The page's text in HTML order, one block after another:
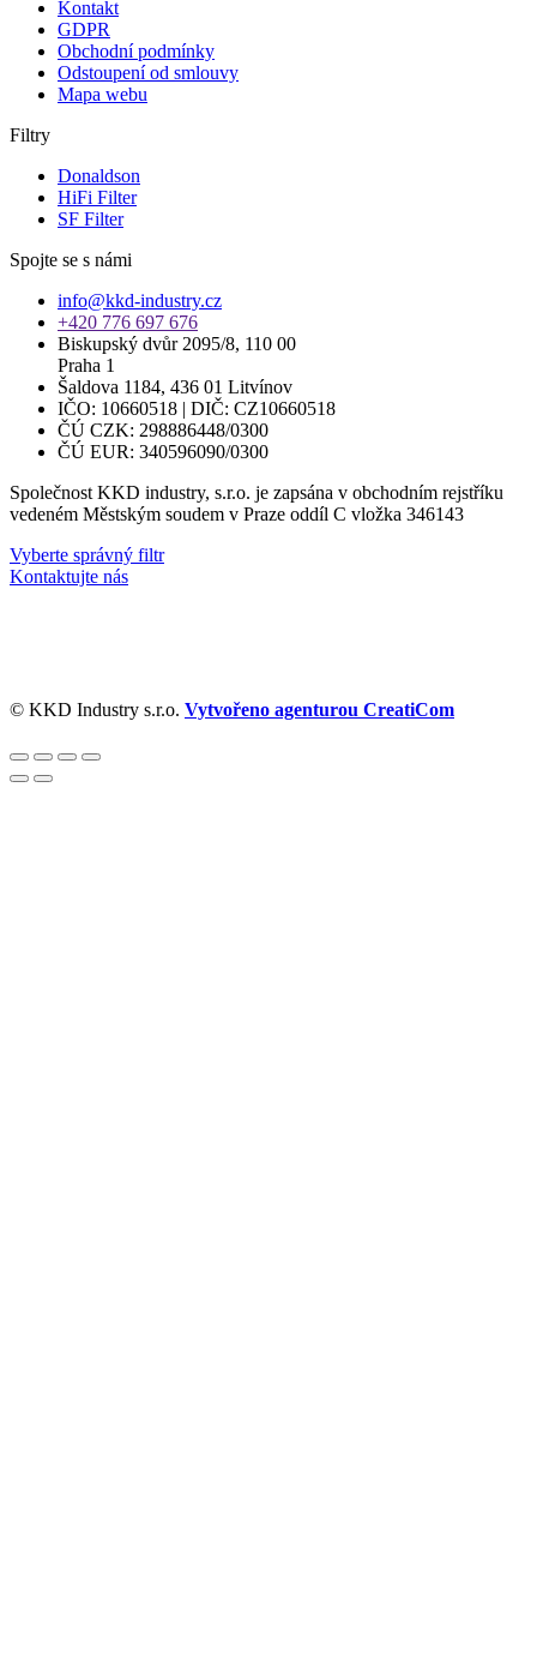
Kontakt
GDPR
Obchodní podmínky
Odstoupení od smlouvy
Mapa webu
Filtry
Donaldson
HiFi Filter
SF Filter
Spojte se s námi
info@kkd-industry.cz
+420 776 697 676
Biskupský dvůr 2095/8, 110 00
Praha 1
Šaldova 1184, 436 01 Litvínov
IČO: 10660518 | DIČ: CZ10660518
ČÚ CZK: 298886448/0300
ČÚ EUR: 340596090/0300
Společnost KKD industry, s.r.o. je zapsána v obchodním rejstříku
vedeném Městským soudem v Praze oddíl C vložka 346143
Vyberte správný filtr
Kontaktujte nás
© KKD Industry s.r.o. Vytvořeno agenturou CreatiCom